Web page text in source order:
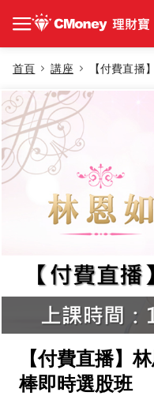
首頁 講座
【付費直播】
棒即時選股班